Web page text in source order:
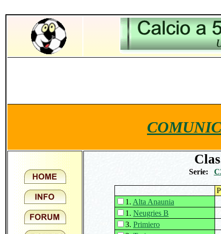
Serie:
1. Alta Anaunia
1. Neugries B
3. Primiero